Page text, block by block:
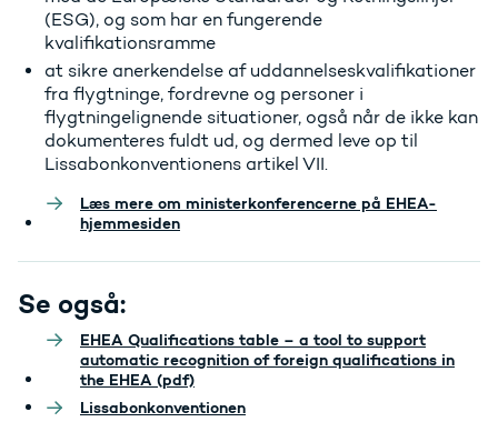
(ESG), og som har en fungerende
kvalifikationsramme
at sikre anerkendelse af uddannelseskvalifikationer
fra flygtninge, fordrevne og personer i
flygtningelignende situationer, også når de ikke kan
dokumenteres fuldt ud, og dermed leve op til
Lissabonkonventionens artikel VII.
Læs mere om ministerkonferencerne på EHEA-
hjemmesiden
Se også:
EHEA Qualifications table – a tool to support
automatic recognition of foreign qualifications in
the EHEA (pdf)
Lissabonkonventionen